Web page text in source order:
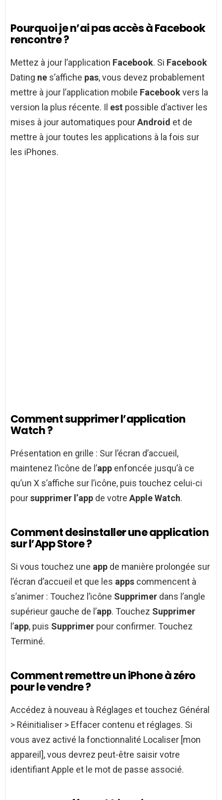
Pourquoi je n’ai pas accès à Facebook
rencontre ?
Mettez à jour l’application Facebook. Si Facebook
Dating ne s’affiche pas, vous devez probablement
mettre à jour l’application mobile Facebookvers la
version la plus récente. Il est possible d’activer les
mises à jour automatiques pourAndroid et de
mettre à jour toutes les applications à la fois sur
les iPhones.
Comment supprimer l’application
Watch ?
Présentation en grille : Sur l’écran d’accueil,
maintenez l’icône de l’app enfoncée jusqu’à ce
qu’un X s’affiche sur l’icône, puis touchez celui-ci
poursupprimer l’app de votre Apple Watch.
Comment desinstaller une application
sur l’App Store ?
Si vous touchez une app de manière prolongée sur
l’écran d’accueil et que les apps commencent à
s’animer : Touchez l’icône Supprimer dans l’angle
supérieur gauche de l’app. Touchez Supprimer
l’app, puis Supprimer pour confirmer. Touchez
Terminé.
Comment remettre un iPhone à zéro
pour le vendre ?
Accédez à nouveau à Réglages et touchez Général
> Réinitialiser > Effacer contenu et réglages. Si
vous avez activé la fonctionnalité Localiser [mon
appareil], vous devrez peut-être saisir votre
identifiant Apple et le mot de passe associé.